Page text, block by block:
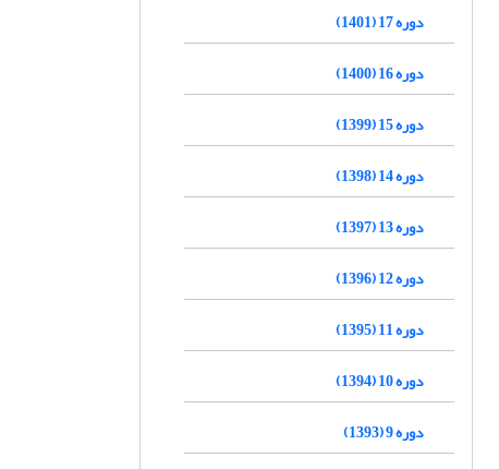
دوره 17 (1401)
دوره 16 (1400)
دوره 15 (1399)
دوره 14 (1398)
دوره 13 (1397)
دوره 12 (1396)
دوره 11 (1395)
دوره 10 (1394)
دوره 9 (1393)